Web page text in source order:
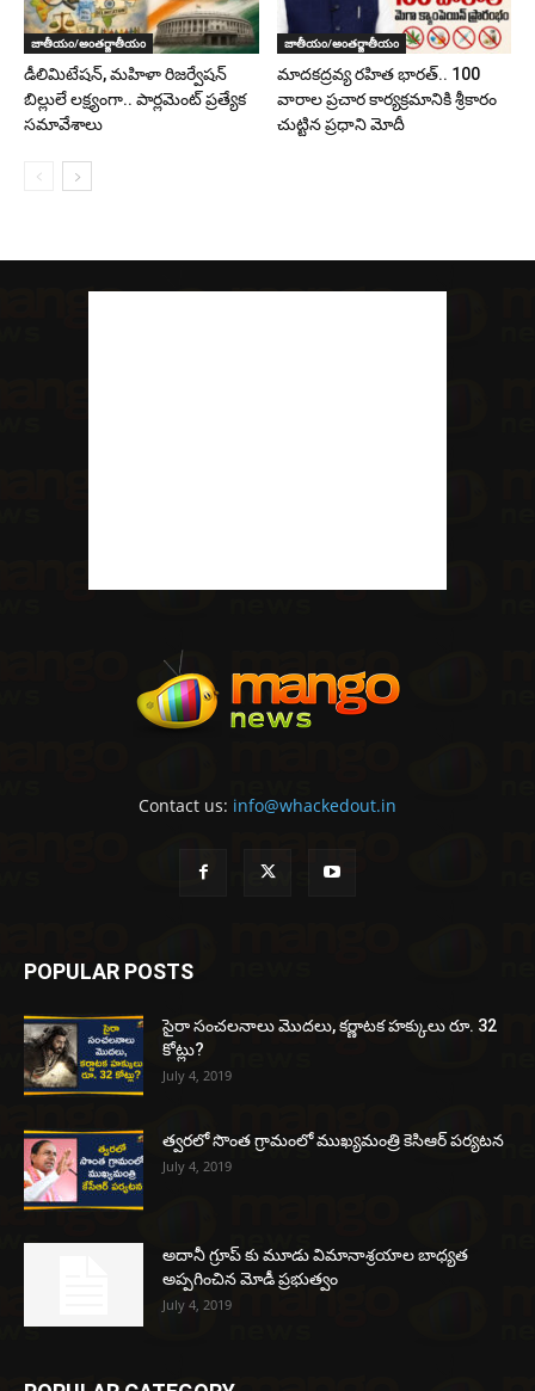
జాతీయం/అంతర్జాతీయం
డీలిమిటేషన్, మహిళా రిజర్వేషన్
బిల్లులే లక్ష్యంగా.. పార్లమెంట్ ప్రత్యేక
సమావేశాలు
జాతీయం/అంతర్జాతీయం
మాదకద్రవ్య రహిత భారత్.. 100
వారాల ప్రచార కార్యక్రమానికి శ్రీకారం
చుట్టిన ప్రధాని మోదీ
Contact us: info@whackedout.in
POPULAR POSTS
సైరా సంచలనాలు మొదలు, కర్ణాటక హక్కులు రూ. 32
కోట్లు?
July 4, 2019
త్వరలో సొంత గ్రామంలో ముఖ్యమంత్రి కెసిఆర్ పర్యటన
July 4, 2019
అదానీ గ్రూప్ కు మూడు విమానాశ్రయాల బాధ్యత
అప్పగించిన మోడీ ప్రభుత్వం
July 4, 2019